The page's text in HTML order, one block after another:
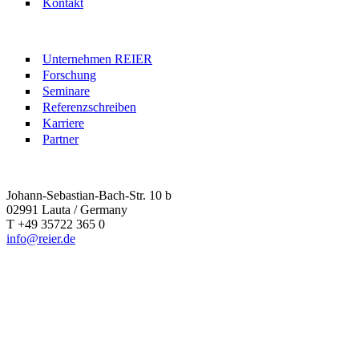
Kontakt
Unternehmen REIER
Forschung
Seminare
Referenzschreiben
Karriere
Partner
Johann-Sebastian-Bach-Str. 10 b
02991 Lauta / Germany
T +49 35722 365 0
info@reier.de